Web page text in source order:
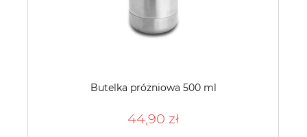
Butelka próżniowa 500 ml
44,90 zł